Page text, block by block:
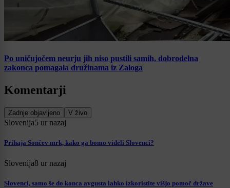
Po uničujočem neurju jih niso pustili samih, dobrodelna
zakonca pomagala družinama iz Zaloga
Komentarji
Zadnje objavljeno V živo
Slovenija5 ur nazaj
Prihaja Sončev mrk, kako ga bomo videli Slovenci?
Slovenija8 ur nazaj
Slovenci, samo še do konca avgusta lahko izkoristite višjo pomoč države